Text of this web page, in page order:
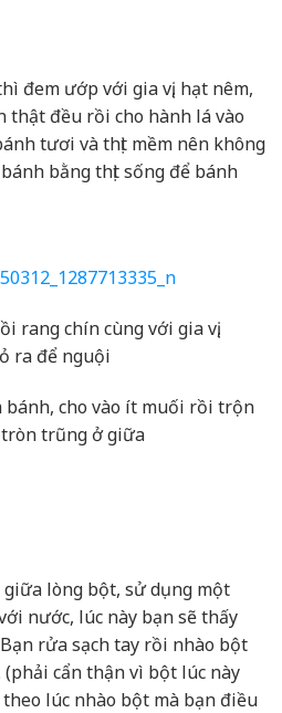
đem ướp với gia vị, hạt nêm,
đều rồi cho hành lá vào
tươi và thịt mềm nên không
bằng thịt sống để bánh
rang chín cùng với gia vị,
ra để nguội
bánh, cho vào ít muối rồi trộn
trũng ở giữa
lòng bột, sử dụng một
nước, lúc này bạn sẽ thấy
rửa sạch tay rồi nhào bột
(phải cẩn thận vì bột lúc này
lúc nhào bột mà bạn điều